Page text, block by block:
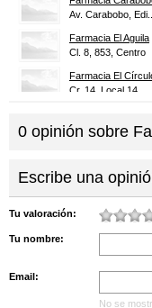
Av. Carabobo, Edi...
Farmacia El Aguila
Cl. 8, 853, Centro
Farmacia El
Cr. 14, Local 14,...
Av. Libertador, C...
Farmacia Humboldt
Farmacia Las Pilas
0 opinión sobre
Escribe una
Tu valoración:
Tu nombre:
Email:
No se